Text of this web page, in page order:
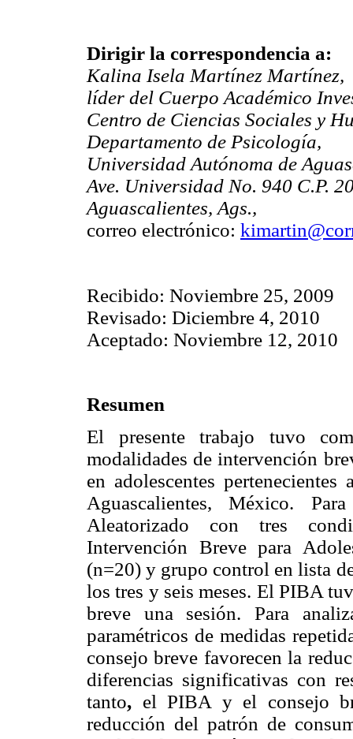
Dirigir la correspondencia a:
Kalina Isela Martínez Martínez,
líder del Cuerpo Académico
Centro de Ciencias Sociales y
Departamento de Psicología,
Universidad Autónoma de
Ave. Universidad No. 940 C.P.
Aguascalientes, Ags.,
correo electrónico:
Recibido: Noviembre 25, 2009
Revisado: Diciembre 4, 2010
Aceptado: Noviembre 12, 2010
Resumen
El presente trabajo tuvo
modalidades de intervención
en adolescentes
Aguascalientes, México.
Aleatorizado con tres
Intervención Breve para
(n=20) y grupo control en lista
los tres y seis meses. El PIBA
breve una sesión. Para
paramétricos de medidas
consejo breve favorecen la
diferencias significativas con
tanto, el PIBA y el consejo
reducción del patrón de